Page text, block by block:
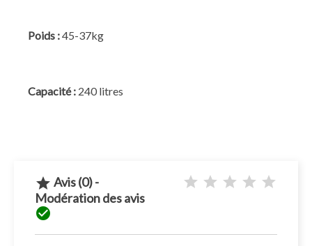
Poids :45-37kg
Capacité : 240 litres
 Avis (0) -
Modération des avis
